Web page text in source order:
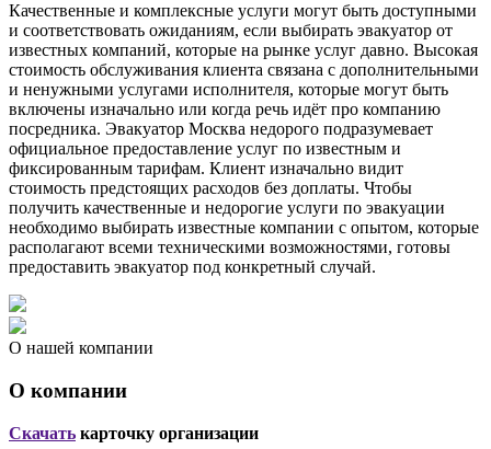
Качественные и комплексные услуги могут быть доступными
и соответствовать ожиданиям, если выбирать эвакуатор от
известных компаний, которые на рынке услуг давно. Высокая
стоимость обслуживания клиента связана с дополнительными
и ненужными услугами исполнителя, которые могут быть
включены изначально или когда речь идёт про компанию
посредника. Эвакуатор Москва недорого подразумевает
официальное предоставление услуг по известным и
фиксированным тарифам. Клиент изначально видит
стоимость предстоящих расходов без доплаты. Чтобы
получить качественные и недорогие услуги по эвакуации
необходимо выбирать известные компании с опытом, которые
располагают всеми техническими возможностями, готовы
предоставить эвакуатор под конкретный случай.
О нашей компании
О компании
Скачать карточку организации